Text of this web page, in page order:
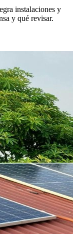
instalaciones y
y qué revisar.